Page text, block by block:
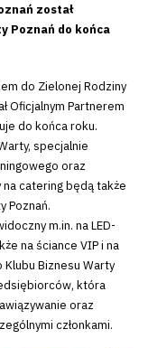
został
Poznań do końca
do Zielonej Rodziny
Oficjalnym Partnerem
do końca roku.
specjalnie
oraz
catering będą także
Poznań.
m.in. na LED-
na ściance VIP i na
Biznesu Warty
która
oraz
członkami.